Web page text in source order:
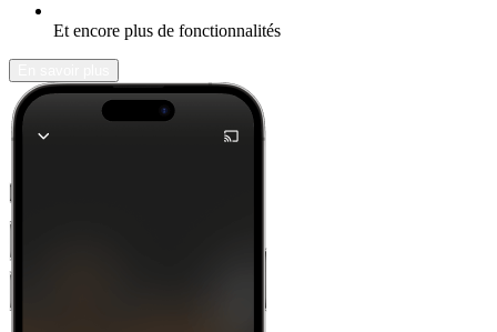
Et encore plus de fonctionnalités